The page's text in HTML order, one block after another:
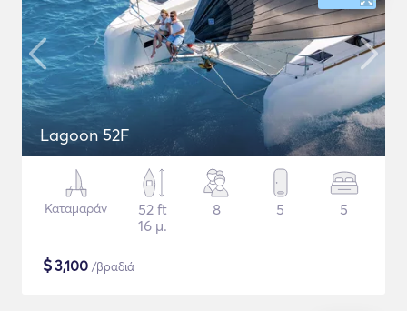
Lagoon 52F
Καταμαράν
52 ft
16 μ.
8 5 5
$3,100 /βραδιά